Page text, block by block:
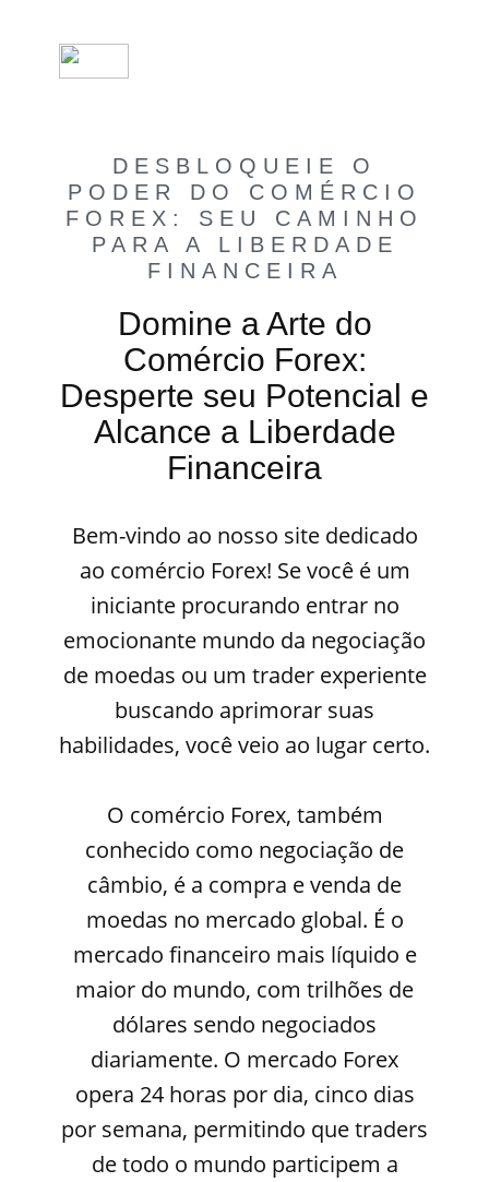
DESBLOQUEIE O
PODER DO COMÉRCIO
FOREX: SEU CAMINHO
PARA A LIBERDADE
FINANCEIRA
Domine a Arte do
Comércio Forex:
Desperte seu Potencial e
Alcance a Liberdade
Financeira
Bem-vindo ao nosso site dedicado
ao comércio Forex! Se você é um
iniciante procurando entrar no
emocionante mundo da negociação
de moedas ou um trader experiente
buscando aprimorar suas
habilidades, você veio ao lugar certo.
O comércio Forex, também
conhecido como negociação de
câmbio, é a compra e venda de
moedas no mercado global. É o
mercado financeiro mais líquido e
maior do mundo, com trilhões de
dólares sendo negociados
diariamente. O mercado Forex
opera 24 horas por dia, cinco dias
por semana, permitindo que traders
de todo o mundo participem a